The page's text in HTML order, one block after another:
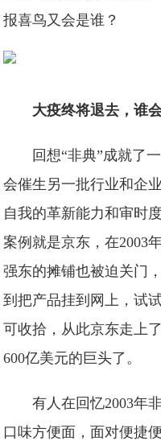
报喜鸟又会是谁？
大疫终将退去，谁
回想“非典”成就了
会催生另一批行业和企
自我的革新能力和审时
案例就是京东，在2003
强东的摊铺也被迫关门
到把产品挂到网上，试
可收拾，从此京东走上
600亿美元的巨头了。
有人在回忆2003年
口味方便面，面对便捷